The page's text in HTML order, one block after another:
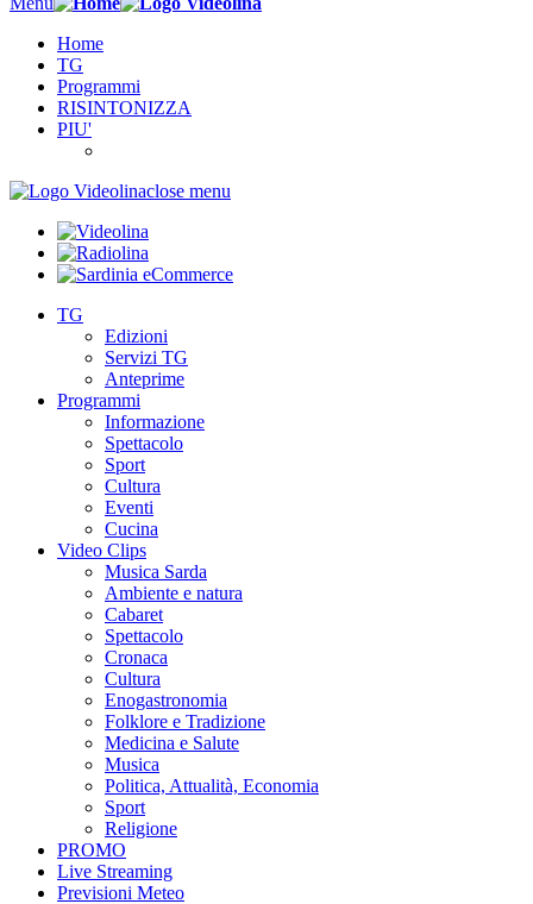
Home
TG
Programmi
RISINTONIZZA
PIU'
close menu
TG
Edizioni
Servizi TG
Anteprime
Programmi
Informazione
Spettacolo
Sport
Cultura
Eventi
Cucina
Video Clips
Musica Sarda
Ambiente e natura
Cabaret
Spettacolo
Cronaca
Cultura
Enogastronomia
Folklore e Tradizione
Medicina e Salute
Musica
Politica, Attualità, Economia
Sport
Religione
PROMO
Live Streaming
Previsioni Meteo